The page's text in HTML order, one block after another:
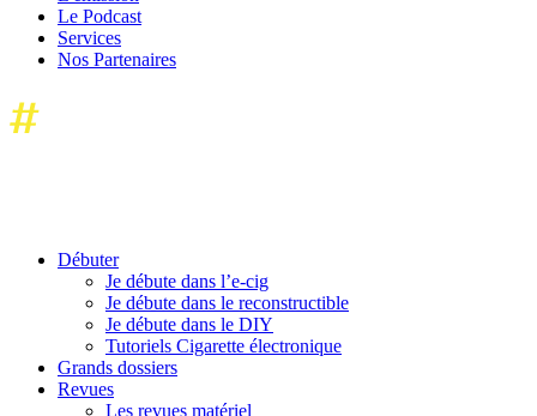
Le Podcast
Services
Nos Partenaires
Débuter
Je débute dans l’e-cig
Je débute dans le reconstructible
Je débute dans le DIY
Tutoriels Cigarette électronique
Grands dossiers
Revues
Les revues matériel